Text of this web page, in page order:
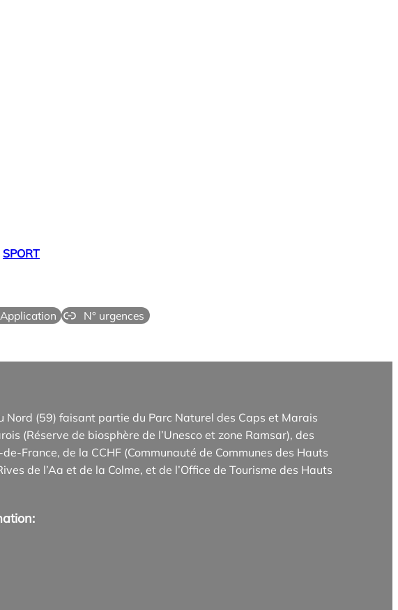
SPORT
Application N° urgences
Nord (59) faisant partie du Parc Naturel des Caps et Marais
(Réserve de biosphère de l’Unesco et zone Ramsar), des
France, de la CCHF (Communauté de Communes des Hauts
de l’Aa et de la Colme, et de l’Office de Tourisme des Hauts